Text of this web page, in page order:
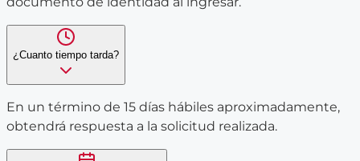
¿Cuanto tiempo tarda?
En un término de 15 días hábiles aproximadamente,
obtendrá respuesta a la solicitud realizada.